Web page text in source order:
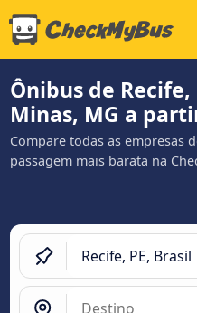
Ônibus de Recife,
Minas, MG a
Compare todas as empresas
passagem mais barata na